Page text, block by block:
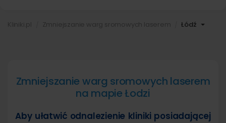
Łódź
Zmniejszanie warg sromowych laserem
na mapie Łodzi
Aby ułatwić odnalezienie kliniki posiadającej